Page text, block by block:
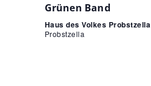
Grünen Band
Haus des Volkes Probstzella
Probstzella